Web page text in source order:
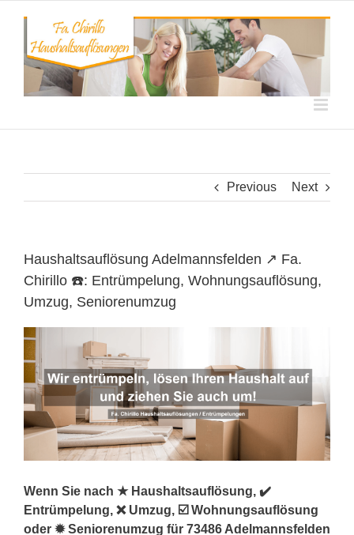
content
Previous Next
Haushaltsauflösung Adelmannsfelden ↗️ Fa.
Chirillo ☎️: Entrümpelung, Wohnungsauflösung,
Umzug, Seniorenumzug
Wenn Sie nach ★ Haushaltsauflösung, ✔️
Entrümpelung, ❌ Umzug, ☑️ Wohnungsauflösung
oder ✹ Seniorenumzug für 73486 Adelmannsfelden